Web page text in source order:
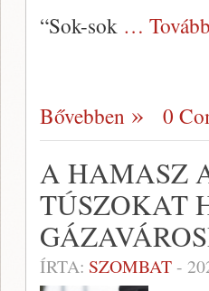
“Sok-sok …
Bővebben 0
A HAMASZ
TÚSZOKAT
ÍRTA: SZOMBAT-